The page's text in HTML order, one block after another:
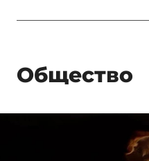
Общество